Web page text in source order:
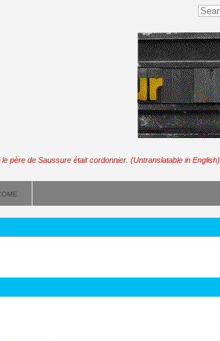
père de Saussure était cordonnier. (Untranslatable in English)